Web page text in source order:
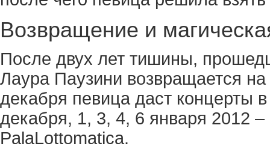
Возвращение и
После двух лет тишины,
Лаура Паузини возвращается
декабря певица даст концерты
декабря, 1, 3, 4, 6 января 2012
PalaLottomatica.